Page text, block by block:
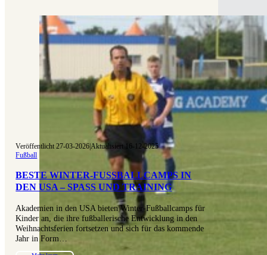
Veröffentlicht 27-03-2026|Aktualisiert 16-12-2025
Fußball
BESTE WINTER-FUSSBALLCAMPS IN D
EN USA – SPASS UND TRAINING
Akademien in den USA bieten Winter-Fußballcamps für
Kinder an, die ihre fußballerische Entwicklung in den
Weihnachtsferien fortsetzen und sich für das kommende
Jahr in Form…